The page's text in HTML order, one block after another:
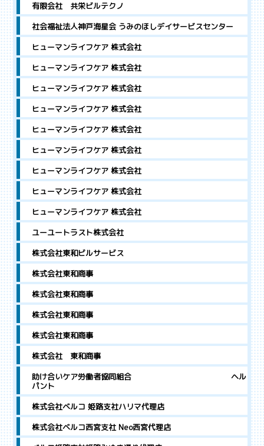
有限会社 共栄ビルテクノ
社会福祉法人神戸海星会 うみのほしデイサービスセンター
ヒューマンライフケア 株式会社
ヒューマンライフケア 株式会社
ヒューマンライフケア 株式会社
ヒューマンライフケア 株式会社
ヒューマンライフケア 株式会社
ヒューマンライフケア 株式会社
ヒューマンライフケア 株式会社
ヒューマンライフケア 株式会社
ヒューマンライフケア 株式会社
ユーユートラスト株式会社
株式会社東和ビルサービス
株式会社東和商事
株式会社東和商事
株式会社東和商事
株式会社東和商事
株式会社 東和商事
助け合いケア労働者協同組合 ヘル
パント
株式会社ベルコ 姫路支社ハリマ代理店
株式会社ベルコ西宮支社 Neo西宮代理店